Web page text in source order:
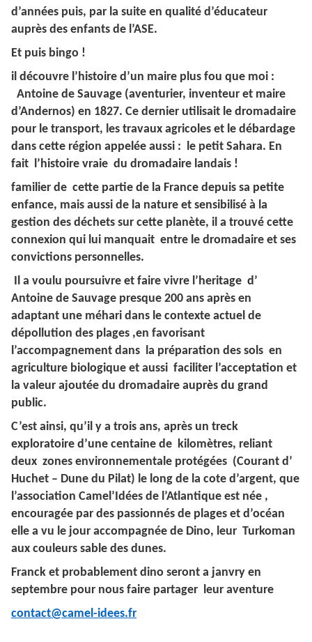
d’années puis, par la suite en qualité d’éducateur
auprès des enfants de l’ASE.
Et puis bingo !
il découvre l’histoire d’un maire plus fou que moi :
Antoine de Sauvage (aventurier, inventeur et maire
d’Andernos) en 1827. Ce dernier utilisait le dromadaire
pour le transport, les travaux agricoles et le débardage
dans cette région appelée aussi : le petit Sahara. En
fait l’histoire vraie du dromadaire landais !
familier de cette partie de la France depuis sa petite
enfance, mais aussi de la nature et sensibilisé à la
gestion des déchets sur cette planète, il a trouvé cette
connexion qui lui manquait entre le dromadaire et ses
convictions personnelles.
Il a voulu poursuivre et faire vivre l’heritage d’
Antoine de Sauvage presque 200 ans après en
adaptant une méhari dans le contexte actuel de
dépollution des plages ,en favorisant
l’accompagnement dans la préparation des sols en
agriculture biologique et aussi faciliter l’acceptation et
la valeur ajoutée du dromadaire auprès du grand
public.
C’est ainsi, qu’il y a trois ans, après un treck
exploratoire d’une centaine de kilomètres, reliant
deux zones environnementale protégées (Courant d’
Huchet – Dune du Pilat) le long de la cote d’argent, que
l’association Camel’Idées de l’Atlantique est née ,
encouragée par des passionnés de plages et d’océan
elle a vu le jour accompagnée de Dino, leur Turkoman
aux couleurs sable des dunes.
Franck et probablement dino seront a janvry en
septembre pour nous faire partager leur aventure
contact@camel-idees.fr